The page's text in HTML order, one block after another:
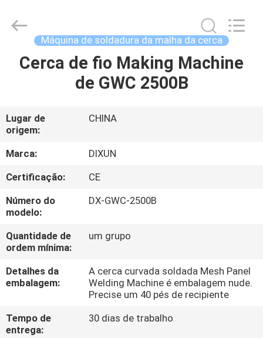
CASA
MOSTRA
DE
VR
SOBRE
NÓS
EXCURSÃO
DA
FÁBRICA
Mesh
Products
Reserved.
Máquina de soldadura da malha da cerca
Cerca de fio Making Machine
de GWC 2500B
Lugar de
origem:
CHINA
Marca:
DIXUN
Certificação:
CE
Número do
modelo:
DX-GWC-2500B
Quantidade de
ordem mínima:
um grupo
Detalhes da
embalagem:
A cerca curvada soldada Mesh Panel
Welding Machine é embalagem nude.
Precise um 40 pés de recipiente
Tempo de
entrega:
30 dias de trabalho